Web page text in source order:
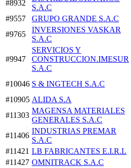
#8932
S.A.C
#9557
GRUPO GRANDE S.A.C
#9765
INVERSIONES VASKAR
S.A.C
#9947
SERVICIOS Y
CONSTRUCCION.IMESUR
S.A.C
#10046 S & INGTECH S.A.C
#10905 ALIDA S.A
#11303
MAGENSA MATERIALES
GENERALES S.A.C
#11406
INDUSTRIAS PREMAR
S.A.C
#11421 LB FABRICANTES E.I.R.L
#11427 OMNITRACK S.A.C